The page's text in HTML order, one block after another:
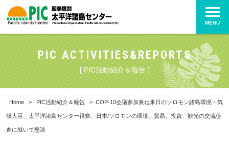
MENU
PIC ACTIVITIES&REPORTS
[ PIC活動紹介＆報告 ]
Home > PIC活動紹介＆報告 > COP-10会議参加兼ね来日のソロモン諸島環境・気
候大臣、太平洋諸島センター視察、日本/ソロモンの環境、貿易、投資、観光の交流促
進に就いて懇談